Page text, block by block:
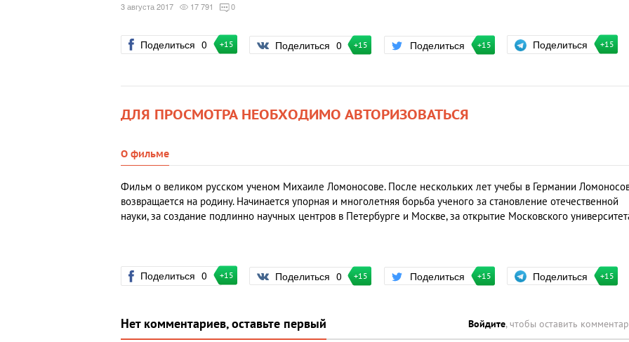
3 августа 2017 17 791 0
Поделиться 0 +15 Поделиться 0 +15 Поделиться +15 Поделиться +15
ДЛЯ ПРОСМОТРА НЕОБХОДИМО АВТОРИЗОВАТЬСЯ
О фильме
Фильм о великом русском ученом Михаиле Ломоносове. После нескольких лет учебы в Германии
возвращается на родину. Начинается упорная и многолетняя борьба ученого за становление отечественной
науки, за создание подлинно научных центров в Петербурге и Москве, за открытие Московского
Поделиться 0 +15 Поделиться 0 +15 Поделиться +15 Поделиться +15
Нет комментариев, оставьте первый Войдите, чтобы оставить